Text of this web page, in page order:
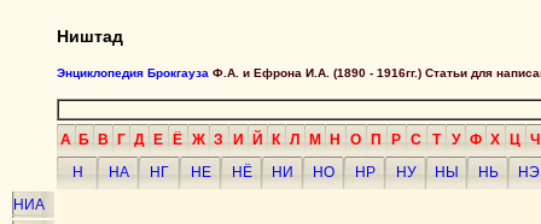
Ништад
Энциклопедия Брокгауза Ф.А. и Ефрона И.А. (1890 - 1916гг.) Статьи для
А Б В Г Д Е Ё Ж З И Й К Л М Н О П Р С Т У Ф Х Ц Ч
Н
НА НГ НЕ НЁ НИ НО НР НУ НЫ НЬ
НЭ
НИА